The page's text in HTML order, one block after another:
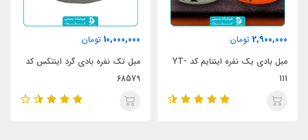
2,900,000 تومان
مبل بادی یک نفره اینتایم کد YT-
111
10,000,000 تومان
مبل تک نفره بادی گرد اینتکس کد
68579